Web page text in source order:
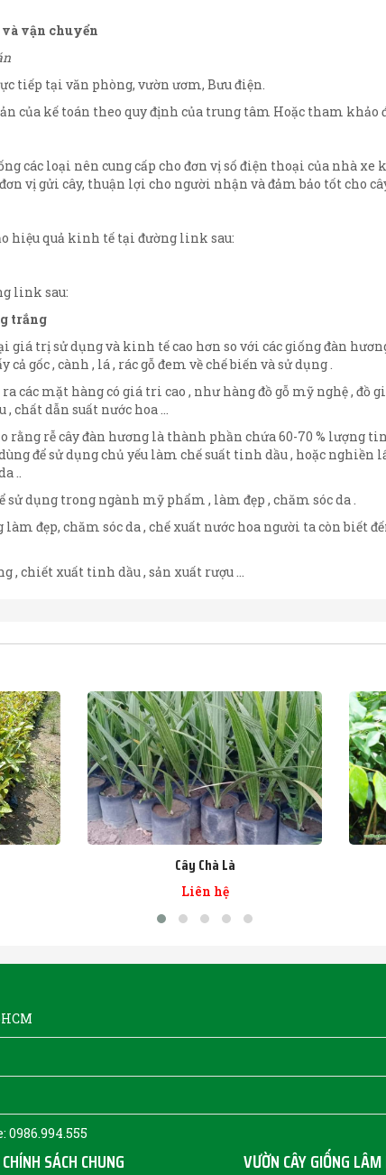
vận chuyển
tiếp tại văn phòng, vườn ươm, Bưu điện.
của kế toán theo quy định của trung tâm Hoặc tham khảo
các loại nên cung cấp cho đơn vị số điện thoại của nhà xe
vị gửi cây, thuận lợi cho người nhận và đảm bảo tốt cho
hiệu quả kinh tế tại đường link sau:
link sau:
trắng
giá trị sử dụng và kinh tế cao hơn so với các giống đàn
gốc , cành , lá , rác gỗ đem về chế biến và sử dụng .
ra các mặt hàng có giá tri cao , như hàng đồ gỗ mỹ nghệ , đồ
chất dẫn suất nước hoa …
rằng rễ cây đàn hương là thành phần chứa 60-70 % lượng
để sử dụng chủ yếu làm chế suất tinh dầu , hoặc
..
sử dụng trong ngành mỹ phẩm , làm đẹp , chăm sóc da .
đẹp, chăm sóc da , chế xuất nước hoa người ta còn biết
, chiết xuất tinh dầu , sản xuất rượu …
Cây Chà Là
Liên hệ
CHÍNH SÁCH CHUNG VƯỜN CÂY GIỐNG